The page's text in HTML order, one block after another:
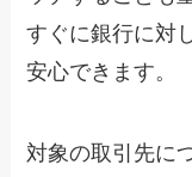
すぐに銀行に対
安心できます。
対象の取引先に